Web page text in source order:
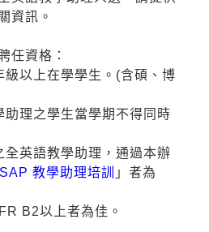
資訊。
任資格：
以上在學學生。(含碩、博
理之學生當學期不得同時
英語教學助理，通過本辦
教學助理培訓
」者為
B2以上者為佳。